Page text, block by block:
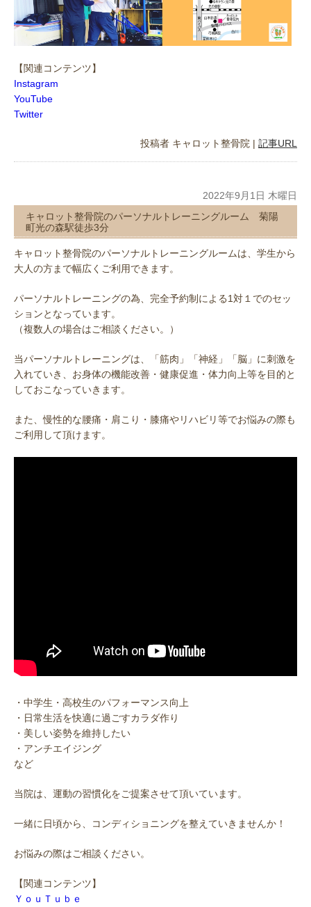
【関連コンテンツ】
Instagram
YouTube
Twitter
投稿者 キャロット整骨院 | 記事URL
2022年9月1日 木曜日
キャロット整骨院のパーソナルトレーニングルーム 菊陽
町光の森駅徒歩3分
キャロット整骨院のパーソナルトレーニングルームは、学生から
大人の方まで幅広くご利用できます。
パーソナルトレーニングの為、完全予約制による1対１でのセッ
ションとなっています。
（複数人の場合はご相談ください。）
当パーソナルトレーニングは、「筋肉」「神経」「脳」に刺激を
入れていき、お身体の機能改善・健康促進・体力向上等を目的と
しておこなっていきます。
また、慢性的な腰痛・肩こり・膝痛やリハビリ等でお悩みの際も
ご利用して頂けます。
・中学生・高校生のパフォーマンス向上
・日常生活を快適に過ごすカラダ作り
・美しい姿勢を維持したい
・アンチエイジング
など
当院は、運動の習慣化をご提案させて頂いています。
一緒に日頃から、コンディショニングを整えていきませんか！
お悩みの際はご相談ください。
【関連コンテンツ】
ＹｏｕＴｕｂｅ